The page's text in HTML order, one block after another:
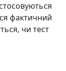
фактичний
чи тест